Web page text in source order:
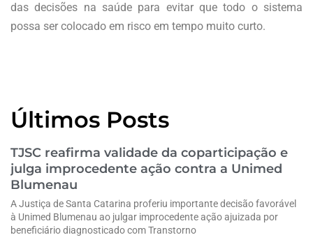
das decisões na saúde para evitar que todo o sistema
possa ser colocado em risco em tempo muito curto.
Últimos Posts
TJSC reafirma validade da coparticipação e
julga improcedente ação contra a Unimed
Blumenau
A Justiça de Santa Catarina proferiu importante decisão favorável
à Unimed Blumenau ao julgar improcedente ação ajuizada por
beneficiário diagnosticado com Transtorno